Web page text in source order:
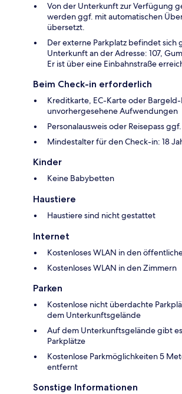
Von der Unterkunft zur Verfügung
werden ggf. mit automatischen
übersetzt.
Der externe Parkplatz befindet sich
Unterkunft an der Adresse: 107,
Er ist über eine Einbahnstraße
Beim Check-in erforderlich
Kreditkarte, EC-Karte oder
unvorhergesehene Aufwendungen
Personalausweis oder Reisepass
Mindestalter für den Check-in: 18
Kinder
Keine Babybetten
Haustiere
Haustiere sind nicht gestattet
Internet
Kostenloses WLAN in den
Kostenloses WLAN in den Zimmern
Parken
Kostenlose nicht überdachte
dem Unterkunftsgelände
Auf dem Unterkunftsgelände gibt
Parkplätze
Kostenlose Parkmöglichkeiten 5
entfernt
Sonstige Informationen